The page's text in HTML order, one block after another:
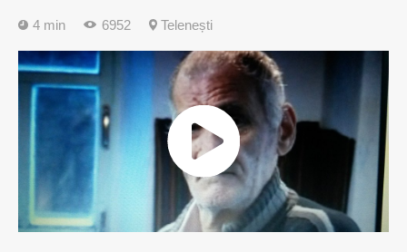
4 min 6952 Telenești